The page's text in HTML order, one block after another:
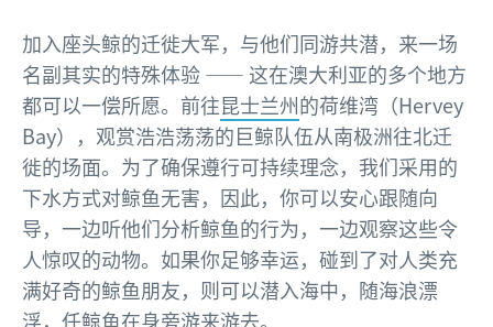
加入座头鲸的迁徙大军，与他们同游共潜，来一场
名副其实的特殊体验 —— 这在澳大利亚的多个地方
都可以一偿所愿。前往昆士兰州的荷维湾（Hervey
Bay），观赏浩浩荡荡的巨鲸队伍从南极洲往北迁
徙的场面。为了确保遵行可持续理念，我们采用的
下水方式对鲸鱼无害，因此，你可以安心跟随向
导，一边听他们分析鲸鱼的行为，一边观察这些令
人惊叹的动物。如果你足够幸运，碰到了对人类充
满好奇的鲸鱼朋友，则可以潜入海中，随海浪漂
浮，任鲸鱼在身旁游来游去。